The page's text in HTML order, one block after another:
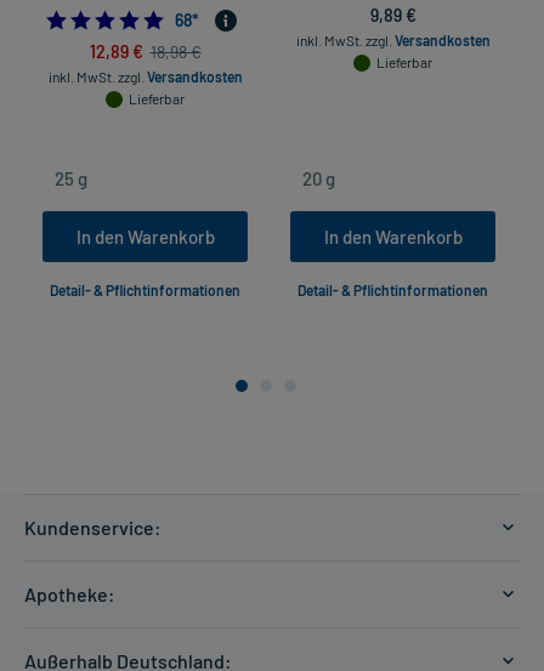
4.9411764705882355
68*
12,89 € 18,98 €
inkl. MwSt. zzgl. Versandkosten
Lieferbar
In den Warenkorb
Detail- & Pflichtinformationen
9,89 €
inkl. MwSt. zzgl. Versandkosten
Lieferbar
In den Warenkorb
Detail- & Pflichtinformationen
Kundenservice:
Apotheke:
Außerhalb Deutschland: